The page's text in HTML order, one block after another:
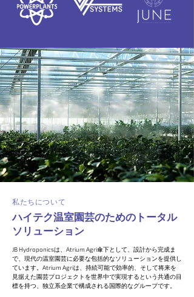
私たちについて
ハイテク温室園芸のためのトータル
ソリューション
JB Hydroponicsは、Atrium Agri傘下として、設計から完成ま
で、現代の温室園芸に必要な包括的なソリューションを提供し
ています。Atrium Agriは、持続可能で効率的、そして将来を
見据えた園芸プロジェクトを世界中で実現するという共通の目
標を持つ、独立系企業で構成される国際的なグループです。